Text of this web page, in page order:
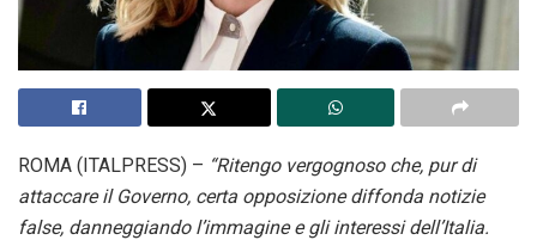
ROMA (ITALPRESS) – “Ritengo vergognoso che, pur di
attaccare il Governo, certa opposizione diffonda notizie
false, danneggiando l’immagine e gli interessi dell’Italia.